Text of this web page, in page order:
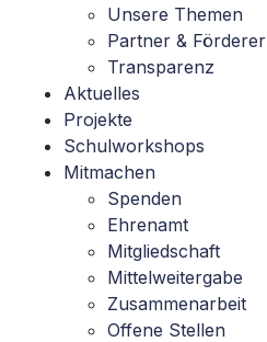
Unsere Themen
Partner & Förderer
Transparenz
Aktuelles
Projekte
Schulworkshops
Mitmachen
Spenden
Ehrenamt
Mitgliedschaft
Mittelweitergabe
Zusammenarbeit
Offene Stellen